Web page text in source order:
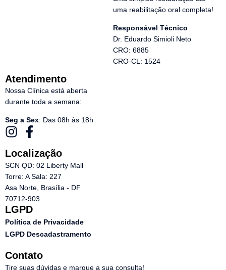
uma reabilitação oral completa!
Responsável Técnico
Dr. Eduardo Simioli Neto
CRO: 6885
CRO-CL: 1524
Atendimento
Nossa Clínica está aberta
durante toda a semana:
Seg a Sex: Das 08h às 18h
Localização
SCN QD: 02 Liberty Mall
Torre: A Sala: 227
Asa Norte, Brasília - DF
70712-903
LGPD
Política de Privacidade
LGPD Descadastramento
Contato
Tire suas dúvidas e marque a sua consulta!